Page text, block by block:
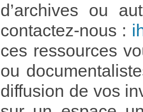
d’archives ou
contactez-nous :
ces ressources
ou
diffusion de vos